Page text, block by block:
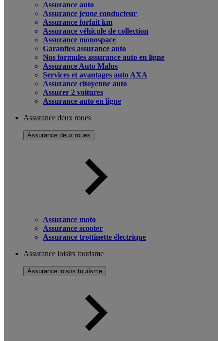
Assurance auto
Assurance jeune conducteur
Assurance forfait km
Assurance véhicule de collection
Assurance monospace
Garanties assurance auto
Nos formules assurance auto en ligne
Assurance Auto Malus
Services et avantages auto AXA
Assurance citoyenne auto
Assurer 2 voitures
Assurance auto en ligne
Assurance deux roues
Assurance deux roues
Assurance moto
Assurance scooter
Assurance trottinette électrique
Assurance loisirs tourisme
Assurance loisirs tourisme